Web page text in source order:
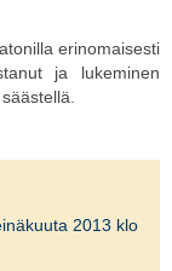
erinomaisesti
ja lukeminen
2013 klo